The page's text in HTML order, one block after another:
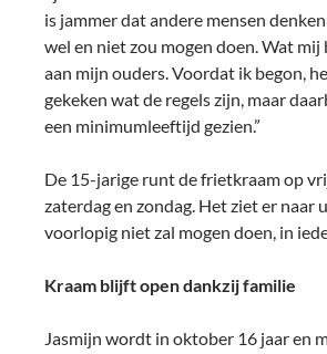
is jammer dat andere mensen
wel en niet zou mogen doen. Wat
aan mijn ouders. Voordat ik begon,
gekeken wat de regels zijn, maar
een minimumleeftijd gezien.”
De 15-jarige runt de frietkraam op
zaterdag en zondag. Het ziet er naar
voorlopig niet zal mogen doen, in
Kraam blijft open dankzij familie
Jasmijn wordt in oktober 16 jaar en